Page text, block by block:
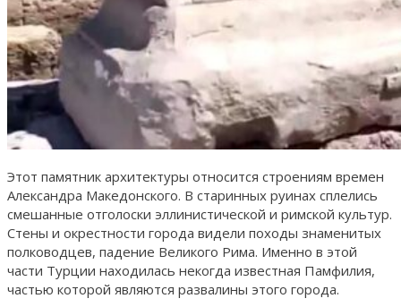
Этот памятник архитектуры относится строениям времен
Александра Македонского. В старинных руинах сплелись
смешанные отголоски эллинистической и римской культур.
Стены и окрестности города видели походы знаменитых
полководцев, падение Великого Рима. Именно в этой
части Турции находилась некогда известная Памфилия,
частью которой являются развалины этого города.